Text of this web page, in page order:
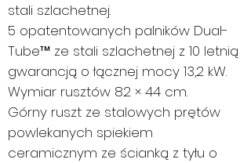
stali szlachetnej.
5 opatentowanych palników Dual-
Tube™ ze stali szlachetnej z 10 letnią
gwarancją o łącznej mocy 13,2 kW.
Wymiar rusztów 82 × 44 cm.
Górny ruszt ze stalowych prętów
powlekanych spiekiem
ceramicznym ze ścianką z tyłu o